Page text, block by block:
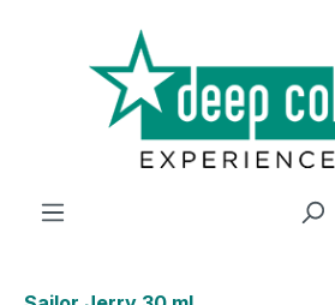
Zum Hauptinhalt springen